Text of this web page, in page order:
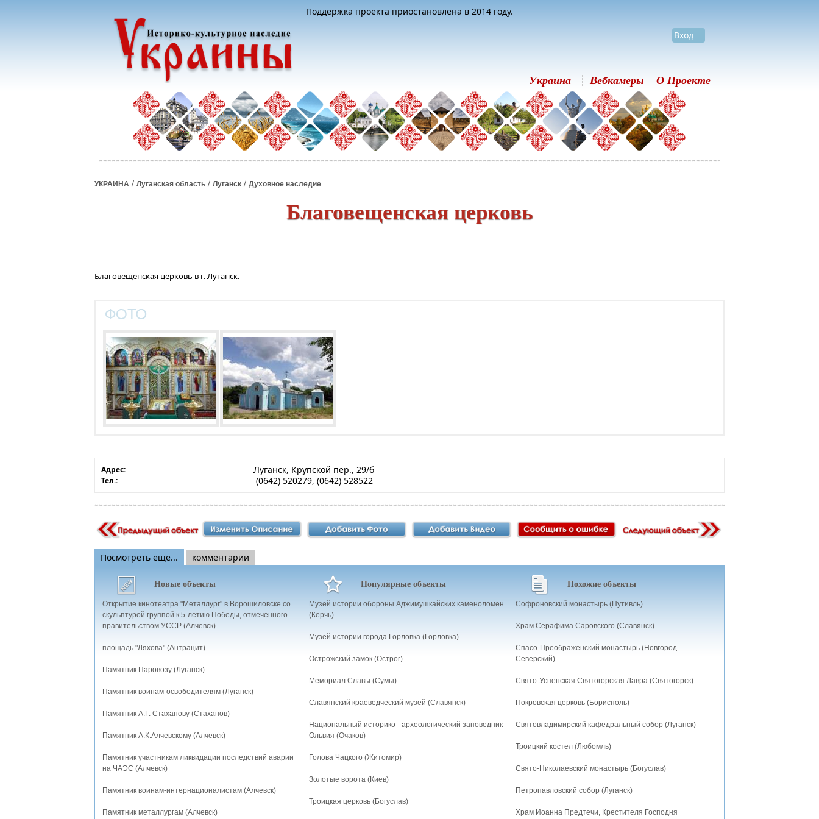
Поддержка проекта приостановлена в 2014 году.
Вход
Украина Вебкамеры О Проекте
УКРАИНА / Луганская область / Луганск / Духовное наследие
Благовещенская церковь
Благовещенская церковь в г. Луганск.
Адрес: Луганск, Крупской пер., 29/б
Тел.: (0642) 520279, (0642) 528522
Посмотреть еще... комментарии
Новые объекты Популярные объекты Похожие объекты
Открытие кинотеатра "Металлург" в Ворошиловске со
скульптурой группой к 5-летию Победы, отмеченного
правительством УССР (Алчевск)
площадь "Ляхова" (Антрацит)
Памятник Паровозу (Луганск)
Памятник воинам-освободителям (Луганск)
Памятник А.Г. Стаханову (Стаханов)
Памятник А.К.Алчевскому (Алчевск)
Памятник участникам ликвидации последствий аварии
на ЧАЭС (Алчевск)
Памятник воинам-интернационалистам (Алчевск)
Памятник металлургам (Алчевск)
Музей истории обороны Аджимушкайских каменоломен
(Керчь)
Музей истории города Горловка (Горловка)
Острожский замок (Острог)
Мемориал Славы (Сумы)
Славянский краеведческий музей (Славянск)
Национальный историко - археологический заповедник
Ольвия (Очаков)
Голова Чацкого (Житомир)
Золотые ворота (Киев)
Троицкая церковь (Богуслав)
Софроновский монастырь (Путивль)
Храм Серафима Саровского (Славянск)
Спасо-Преображенский монастырь (Новгород-
Северский)
Свято-Успенская Святогорская Лавра (Святогорск)
Покровская церковь (Борисполь)
Святовладимирский кафедральный собор (Луганск)
Троицкий костел (Любомль)
Свято-Николаевский монастырь (Богуслав)
Петропавловский собор (Луганск)
Храм Иоанна Предтечи, Крестителя Господня